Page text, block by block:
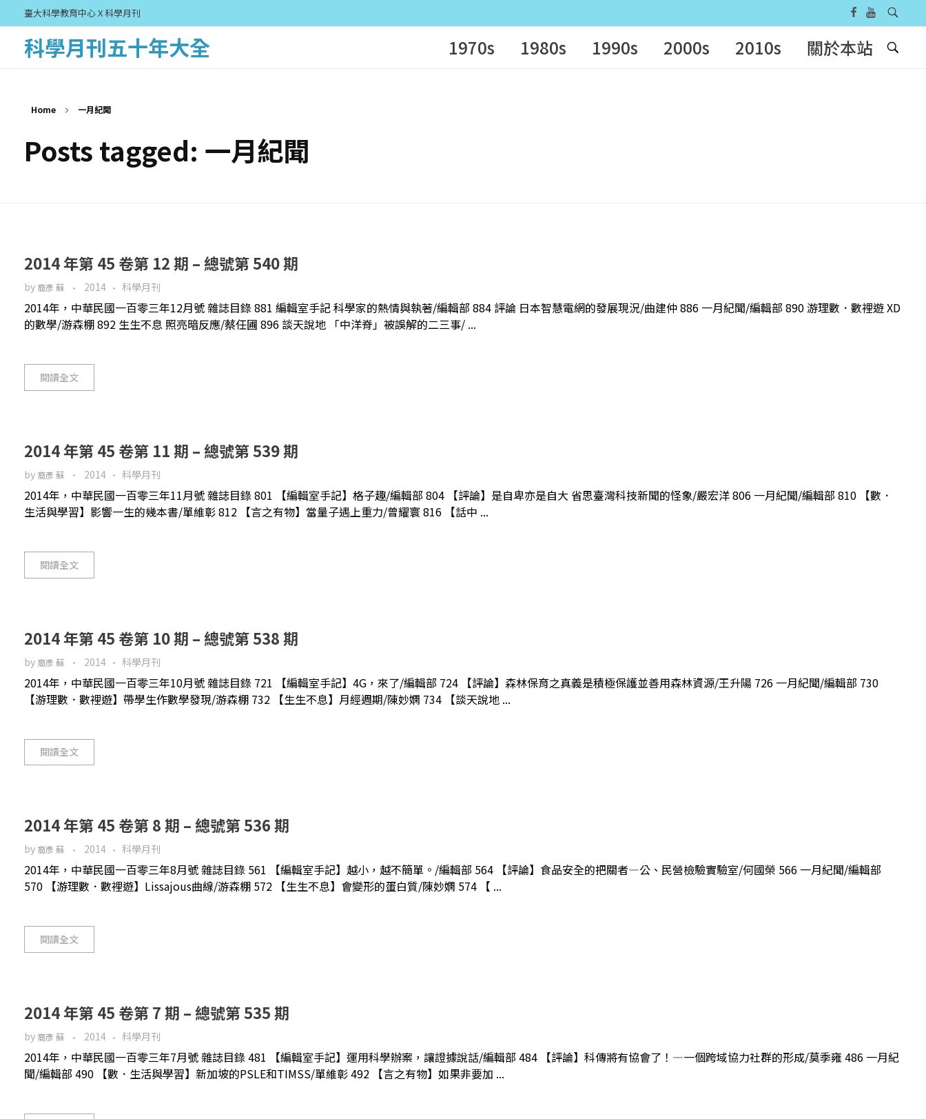
臺大科學教育中心 X 科學月刊
科學月刊五十年大全 1970s 1980s 1990s 2000s 2010s 關於本站
Home 一月紀聞
Posts tagged: 一月紀聞
2014 年第 45 卷第 12 期 – 總號第 540 期
by 裔彥 蘇 2014 科學月刊
2014年，中華民國一百零三年12月號 雜誌目錄 881 編輯室手記 科學家的熱情與執著/編輯部 884 評論 日本智慧電網的發展現況/曲建仲 886 一月紀聞/編輯部 890 游理數．數裡遊 XD
的數學/游森棚 892 生生不息 照亮暗反應/蔡任圃 896 談天說地 「中洋脊」被誤解的二三事/ ...
閱讀全文
2014 年第 45 卷第 11 期 – 總號第 539 期
by 裔彥 蘇 2014 科學月刊
2014年，中華民國一百零三年11月號 雜誌目錄 801 【編輯室手記】格子趣/編輯部 804 【評論】是自卑亦是自大 省思臺灣科技新聞的怪象/嚴宏洋 806 一月紀聞/編輯部 810 【數．
生活與學習】影響一生的幾本書/單維彰 812 【言之有物】當量子遇上重力/曾耀寰 816 【話中 ...
閱讀全文
2014 年第 45 卷第 10 期 – 總號第 538 期
by 裔彥 蘇 2014 科學月刊
2014年，中華民國一百零三年10月號 雜誌目錄 721 【編輯室手記】4G，來了/編輯部 724 【評論】森林保育之真義是積極保護並善用森林資源/王升陽 726 一月紀聞/編輯部 730
【游理數．數裡遊】帶學生作數學發現/游森棚 732 【生生不息】月經週期/陳妙嫻 734 【談天說地 ...
閱讀全文
2014 年第 45 卷第 8 期 – 總號第 536 期
by 裔彥 蘇 2014 科學月刊
2014年，中華民國一百零三年8月號 雜誌目錄 561 【編輯室手記】越小，越不簡單。/編輯部 564 【評論】食品安全的把關者—公、民營檢驗實驗室/何國榮 566 一月紀聞/編輯部
570 【游理數．數裡遊】Lissajous曲線/游森棚 572 【生生不息】會變形的蛋白質/陳妙嫻 574 【 ...
閱讀全文
2014 年第 45 卷第 7 期 – 總號第 535 期
by 裔彥 蘇 2014 科學月刊
2014年，中華民國一百零三年7月號 雜誌目錄 481 【編輯室手記】運用科學辦案，讓證據說話/編輯部 484 【評論】科傳將有協會了！—一個跨域協力社群的形成/莫季雍 486 一月紀
聞/編輯部 490 【數．生活與學習】新加坡的PSLE和TIMSS/單維彰 492 【言之有物】如果非要加 ...